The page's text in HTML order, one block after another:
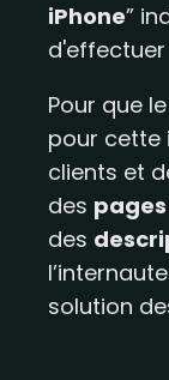
iPhone”
Pour que
pour cette
clients et
des
des
solution